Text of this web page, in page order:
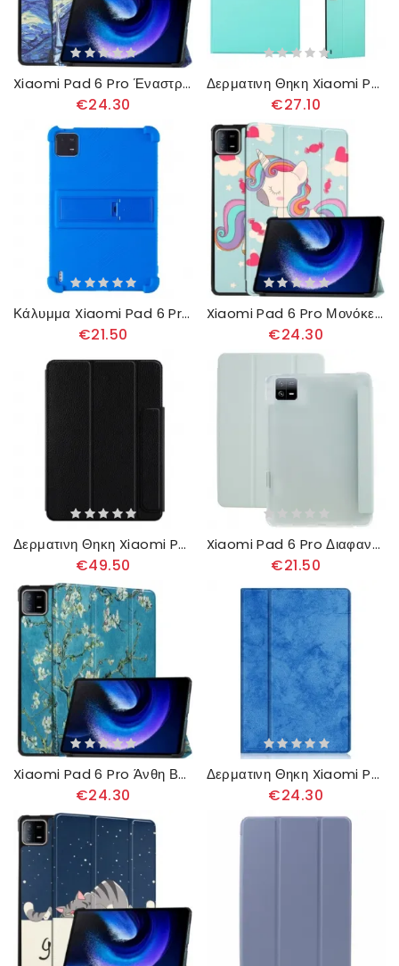
Xiaomi Pad 6 Pro Έναστρος Ουρανός
€24.30
Δερματινη Θηκη Xiaomi Pad 6 Pro Enkay
€27.10
Κάλυμμα Xiaomi Pad 6 Pro Ενσωματωμένη Βάση
€21.50
Xiaomi Pad 6 Pro Μονόκερος
€24.30
Δερματινη Θηκη Xiaomi Pad 6 Pro Premium
€49.50
Xiaomi Pad 6 Pro Διαφανής Σχεδιασμός
€21.50
Xiaomi Pad 6 Pro Άνθη Βερίκοκου
€24.30
Δερματινη Θηκη Xiaomi Pad 6 Pro Περιστρεφόμενη Βάση Και Βάση Γραφίδας
€24.30